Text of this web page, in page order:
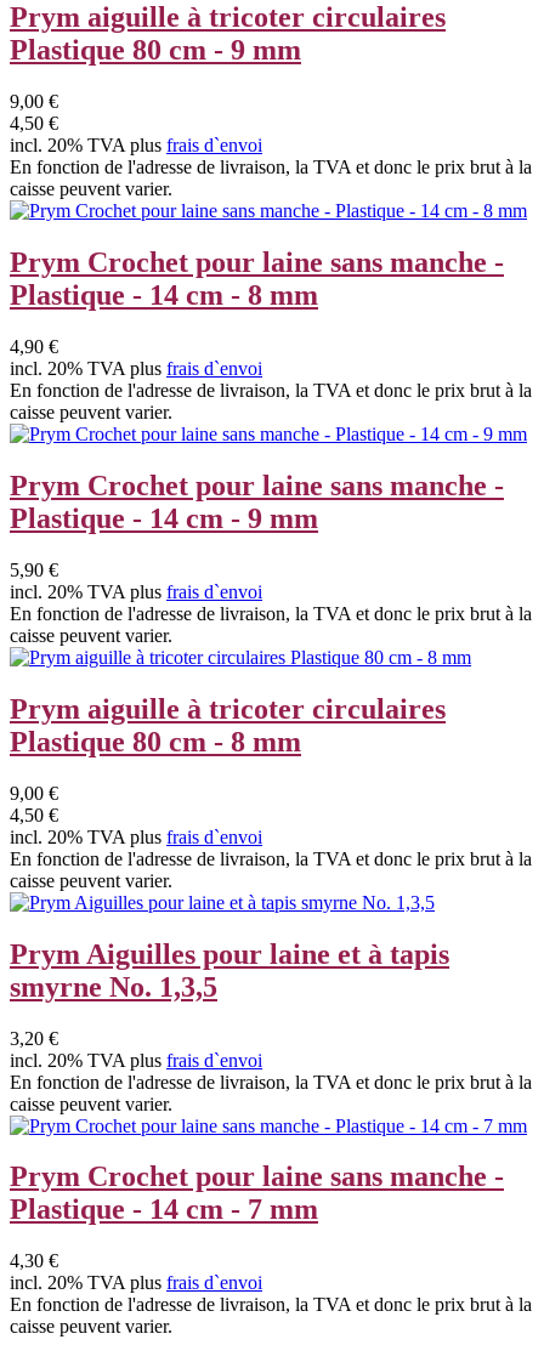
Prym aiguille à tricoter circulaires
Plastique 80 cm - 9 mm
9,00 €
4,50 €
incl. 20% TVA plus frais d`envoi
En fonction de l'adresse de livraison, la TVA et donc le prix brut à la
caisse peuvent varier.
Prym Crochet pour laine sans manche -
Plastique - 14 cm - 8 mm
4,90 €
incl. 20% TVA plus frais d`envoi
En fonction de l'adresse de livraison, la TVA et donc le prix brut à la
caisse peuvent varier.
Prym Crochet pour laine sans manche -
Plastique - 14 cm - 9 mm
5,90 €
incl. 20% TVA plus frais d`envoi
En fonction de l'adresse de livraison, la TVA et donc le prix brut à la
caisse peuvent varier.
Prym aiguille à tricoter circulaires
Plastique 80 cm - 8 mm
9,00 €
4,50 €
incl. 20% TVA plus frais d`envoi
En fonction de l'adresse de livraison, la TVA et donc le prix brut à la
caisse peuvent varier.
Prym Aiguilles pour laine et à tapis
smyrne No. 1,3,5
3,20 €
incl. 20% TVA plus frais d`envoi
En fonction de l'adresse de livraison, la TVA et donc le prix brut à la
caisse peuvent varier.
Prym Crochet pour laine sans manche -
Plastique - 14 cm - 7 mm
4,30 €
incl. 20% TVA plus frais d`envoi
En fonction de l'adresse de livraison, la TVA et donc le prix brut à la
caisse peuvent varier.